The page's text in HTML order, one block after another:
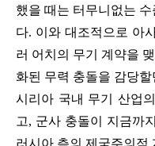
했을 때는 터무니없는
다. 이와 대조적으로 아
러 어치의 무기 계약을
화된 무력 충돌을 감당
시리아 국내 무기 산업
고, 군사 충돌이 지금까
러시아 측의 제국주의적